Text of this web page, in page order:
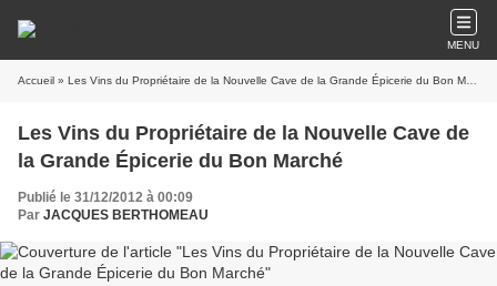
MENU
Accueil » Les Vins du Propriétaire de la Nouvelle Cave de la Grande Épicerie du Bon Marché
Les Vins du Propriétaire de la Nouvelle Cave de
la Grande Épicerie du Bon Marché
Publié le 31/12/2012 à 00:09
Par JACQUES BERTHOMEAU